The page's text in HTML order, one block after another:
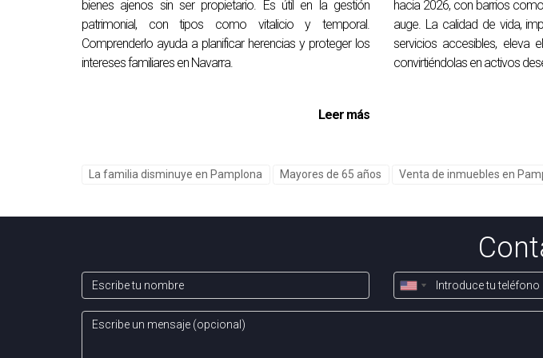
que me contactes por whatsapp para solucionarlo. Gracias.
bienes ajenos sin ser propietario. Es útil en la gestión
patrimonial, con tipos como vitalicio y temporal.
Comprenderlo ayuda a planificar herencias y proteger los
intereses familiares en Navarra.
Leer más
hacia 2026, con barrios
auge. La calidad de vida,
servicios accesibles, eleva
convirtiéndolas en activos
La familia disminuye en Pamplona Mayores de 65 años Venta de inmuebles en